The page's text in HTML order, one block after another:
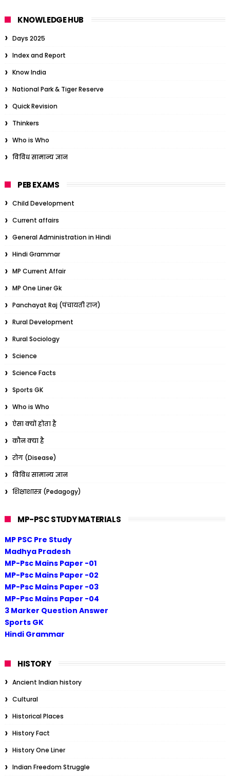
KNOWLEDGE HUB
Days 2025
Index and Report
Know India
National Park & Tiger Reserve
Quick Revision
Thinkers
Who is Who
विविध सामान्य ज्ञान
PEB EXAMS
Child Development
Current affairs
General Administration in Hindi
Hindi Grammar
MP Current Affair
MP One Liner Gk
Panchayat Raj (पंचायती राज)
Rural Development
Rural Sociology
Science
Science Facts
Sports GK
Who is Who
ऐसा क्यों होता है
कौन क्या है
रोग (Disease)
विविध सामान्य ज्ञान
शिक्षाशास्त्र (Pedagogy)
MP-PSC STUDY MATERIALS
MP PSC Pre Study
Madhya Pradesh
MP-Psc Mains Paper -01
MP-Psc Mains Paper -02
MP-Psc Mains Paper -03
MP-Psc Mains Paper -04
3 Marker Question Answer
Sports GK
Hindi Grammar
HISTORY
Ancient Indian history
Cultural
Historical Places
History Fact
History One Liner
Indian Freedom Struggle